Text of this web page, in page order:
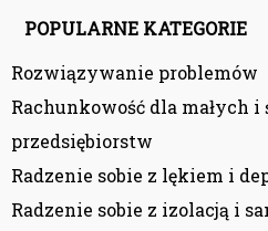
POPULARNE KATEGORIE
Rozwiązywanie problemów
Rachunkowość dla małych i
przedsiębiorstw
Radzenie sobie z lękiem i
Radzenie sobie z izolacją i